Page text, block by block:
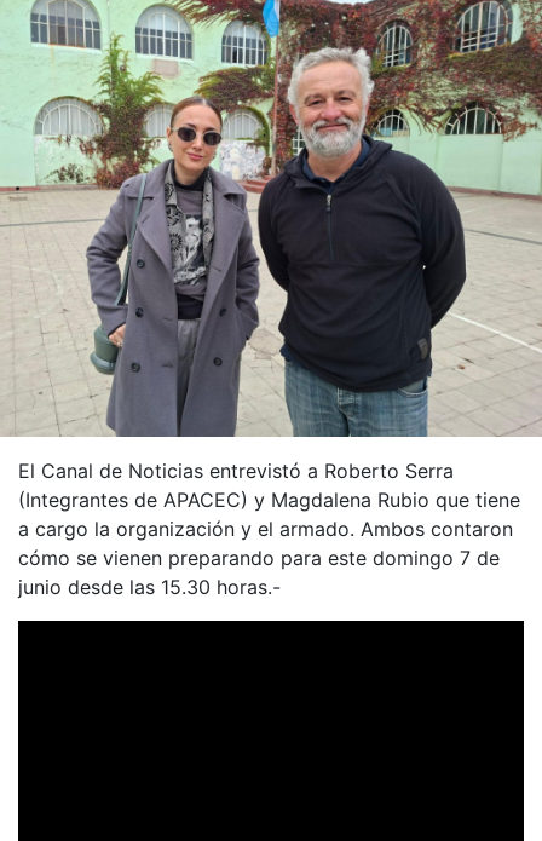
El Canal de Noticias entrevistó a Roberto Serra
(Integrantes de APACEC) y Magdalena Rubio que tiene
a cargo la organización y el armado. Ambos contaron
cómo se vienen preparando para este domingo 7 de
junio desde las 15.30 horas.-